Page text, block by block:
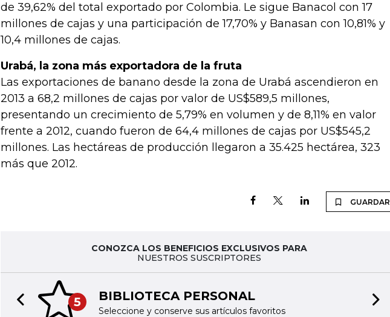
de 39,62% del total exportado por Colombia. Le sigue Banacol con 17
millones de cajas y una participación de 17,70% y Banasan con 10,81% y
10,4 millones de cajas.
Urabá, la zona más exportadora de la fruta
Las exportaciones de banano desde la zona de Urabá ascendieron en
2013 a 68,2 millones de cajas por valor de US$589,5 millones,
presentando un crecimiento de 5,79% en volumen y de 8,11% en valor
frente a 2012, cuando fueron de 64,4 millones de cajas por US$545,2
millones. Las hectáreas de producción llegaron a 35.425 hectárea, 323
más que 2012.
GUARDAR
CONOZCA LOS BENEFICIOS EXCLUSIVOS PARA
NUESTROS SUSCRIPTORES
5 BIBLIOTECA PERSONAL
Seleccione y conserve sus artículos favoritos
Previous slide